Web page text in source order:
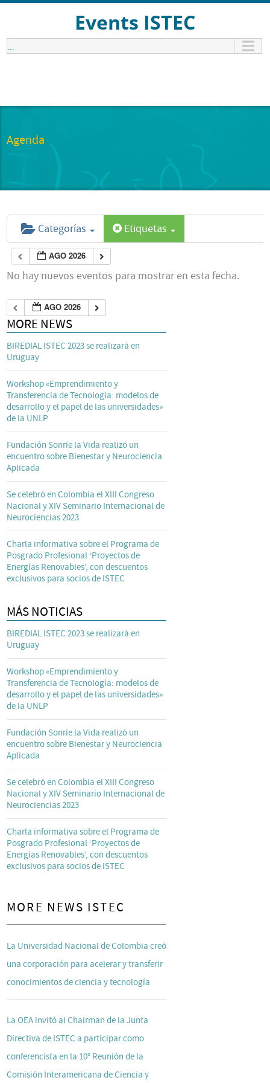
Events ISTEC
...
Agenda
Categorías Etiquetas
AGO 2026
No hay nuevos eventos para mostrar en esta fecha.
AGO 2026
MORE NEWS
BIREDIAL ISTEC 2023 se realizará en
Uruguay
Workshop «Emprendimiento y
Transferencia de Tecnología: modelos de
desarrollo y el papel de las universidades»
de la UNLP
Fundación Sonríe la Vida realizó un
encuentro sobre Bienestar y Neurociencia
Aplicada
Se celebró en Colombia el XIII Congreso
Nacional y XIV Seminario Internacional de
Neurociencias 2023
Charla informativa sobre el Programa de
Posgrado Profesional ‘Proyectos de
Energías Renovables’, con descuentos
exclusivos para socios de ISTEC
MÁS NOTICIAS
BIREDIAL ISTEC 2023 se realizará en
Uruguay
Workshop «Emprendimiento y
Transferencia de Tecnología: modelos de
desarrollo y el papel de las universidades»
de la UNLP
Fundación Sonríe la Vida realizó un
encuentro sobre Bienestar y Neurociencia
Aplicada
Se celebró en Colombia el XIII Congreso
Nacional y XIV Seminario Internacional de
Neurociencias 2023
Charla informativa sobre el Programa de
Posgrado Profesional ‘Proyectos de
Energías Renovables’, con descuentos
exclusivos para socios de ISTEC
MORE NEWS ISTEC
La Universidad Nacional de Colombia creó
una corporación para acelerar y transferir
conocimientos de ciencia y tecnología
La OEA invitó al Chairman de la Junta
Directiva de ISTEC a participar como
conferencista en la 10° Reunión de la
Comisión Interamericana de Ciencia y